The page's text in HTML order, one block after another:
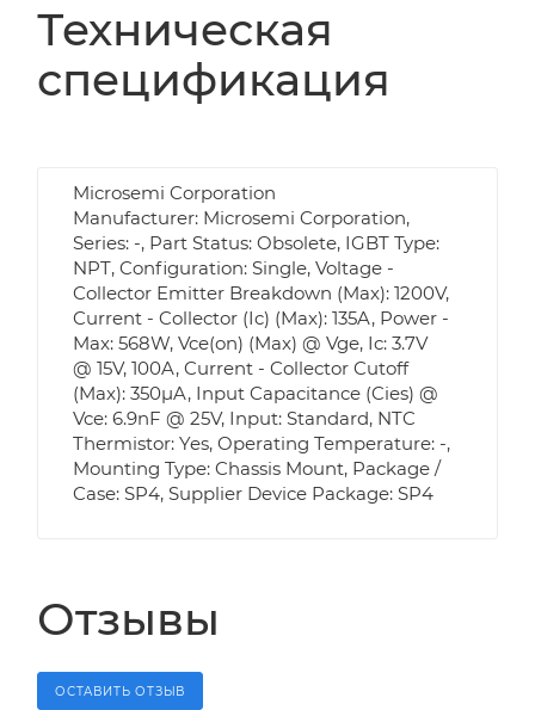
Техническая
спецификация
Microsemi Corporation
Manufacturer: Microsemi Corporation,
Series: -, Part Status: Obsolete, IGBT Type:
NPT, Configuration: Single, Voltage -
Collector Emitter Breakdown (Max): 1200V,
Current - Collector (Ic) (Max): 135A, Power -
Max: 568W, Vce(on) (Max) @ Vge, Ic: 3.7V
@ 15V, 100A, Current - Collector Cutoff
(Max): 350µA, Input Capacitance (Cies) @
Vce: 6.9nF @ 25V, Input: Standard, NTC
Thermistor: Yes, Operating Temperature: -,
Mounting Type: Chassis Mount, Package /
Case: SP4, Supplier Device Package: SP4
Отзывы
ОСТАВИТЬ ОТЗЫВ